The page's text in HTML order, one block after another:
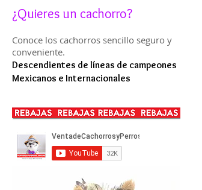
¿Quieres un cachorro?
Conoce los cachorros sencillo seguro y
conveniente.
Descendientes de líneas de campeones
Mexicanos e Internacionales